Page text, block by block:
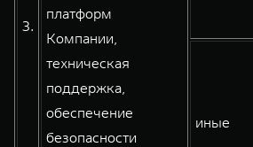
3.
платформ
Компании,
техническая
поддержка,
обеспечение
безопасности
иные